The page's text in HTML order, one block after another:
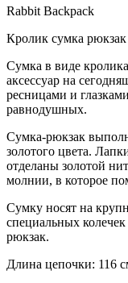
Rabbit Backpack
Кролик сумка рюкзак
Сумка в виде
аксессуар на
ресницами и
равнодушных.
Сумка-рюкзак
золотого цвета.
отделаны золотой
молнии, в которое
Сумку носят на
специальных
рюкзак.
Длина цепочки: 116